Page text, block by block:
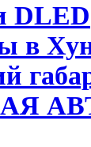
DLED
в